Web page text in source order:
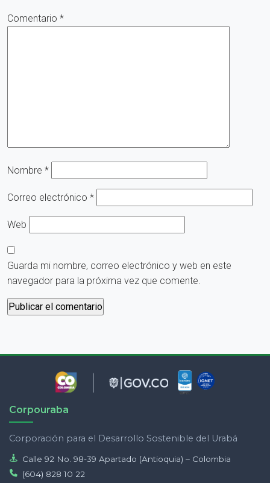
Comentario *
Nombre *
Correo electrónico *
Web
Guarda mi nombre, correo electrónico y web en este
navegador para la próxima vez que comente.
Corpouraba
Corporación para el Desarrollo Sostenible del Urabá
Calle 92 No. 98-39 Apartado (Antioquia) – Colombia
(604) 828 10 22